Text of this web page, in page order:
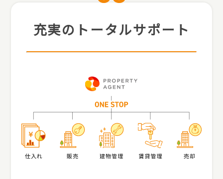
充実のトータルサポート